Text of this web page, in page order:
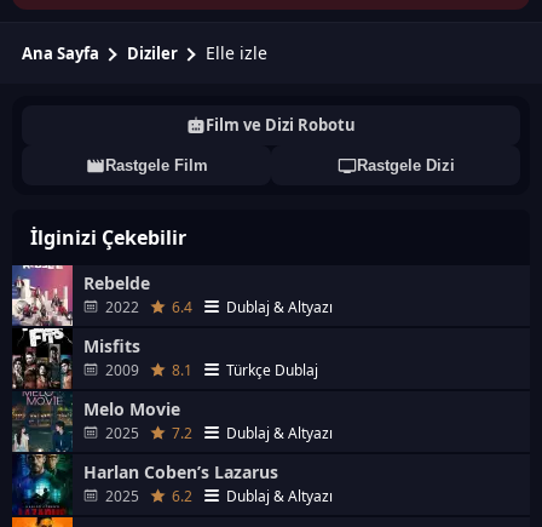
Ana Sayfa Diziler Elle izle
Film ve Dizi Robotu
Rastgele Film Rastgele Dizi
İlginizi Çekebilir
Rebelde
2022 6.4 Dublaj & Altyazı
Misfits
2009 8.1 Türkçe Dublaj
Melo Movie
2025 7.2 Dublaj & Altyazı
Harlan Coben’s Lazarus
2025 6.2 Dublaj & Altyazı